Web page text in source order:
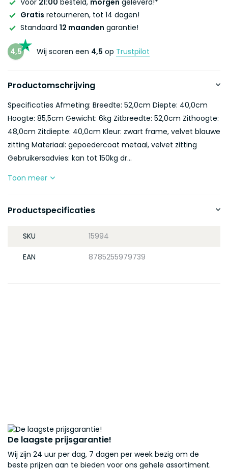
Vóór 21:00 besteld, morgen geleverd!*
Gratis retourneren, tot 14 dagen!
Standaard 12 maanden garantie!
4,5 Wij scoren een 4,5 op Trustpilot
Productomschrijving
Specificaties Afmeting: Breedte: 52,0cm Diepte: 40,0cm
Hoogte: 85,5cm Gewicht: 6kg Zitbreedte: 52,0cm Zithoogte:
48,0cm Zitdiepte: 40,0cm Kleur: zwart frame, velvet blauwe
zitting Materiaal: gepoedercoat metaal, velvet zitting
Gebruikersadvies: kan tot 150kg dr...
Toon meer
Productspecificaties
SKU 15994
EAN 8785255979739
De laagste prijsgarantie!
Wij zijn 24 uur per dag, 7 dagen per week bezig om de
beste prijzen aan te bieden voor ons gehele assortiment.